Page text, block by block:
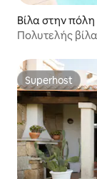
Βίλα στην
Πολυτελής
Superhost
Superhost